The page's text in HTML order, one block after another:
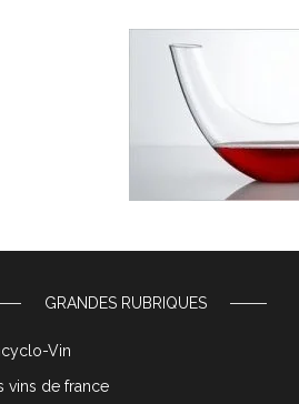
GRANDES RUBRIQUES
Vin
vins de france